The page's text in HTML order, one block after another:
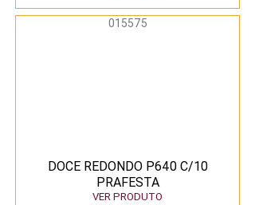
015575
DOCE REDONDO P640 C/10
PRAFESTA
VER PRODUTO